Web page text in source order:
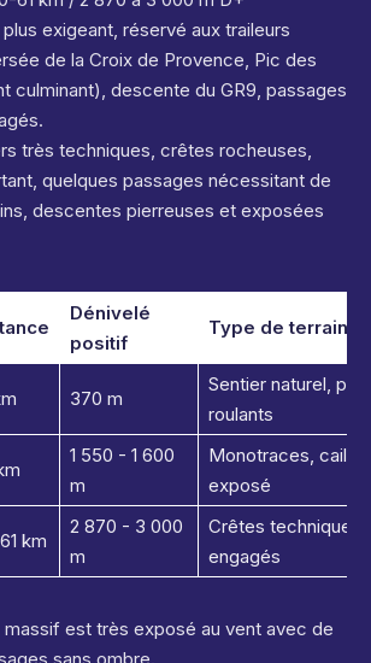
exigeant, réservé aux traileurs
de la Croix de Provence, Pic des
culminant), descente du GR9, passages
très techniques, crêtes rocheuses,
quelques passages nécessitant de
descentes pierreuses et exposées
Dénivelé
positif
Type de terrain
370 m
Sentier naturel,
roulants
1 550 - 1 600
m
Monotraces,
exposé
km
2 870 - 3 000
m
Crêtes
engagés
massif est très exposé au vent avec de